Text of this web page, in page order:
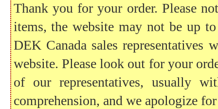
Thank you for your order. Please
items, the website may not be up
DEK Canada sales representatives
website. Please look out for your
of our representatives, usually
comprehension, and we apologize